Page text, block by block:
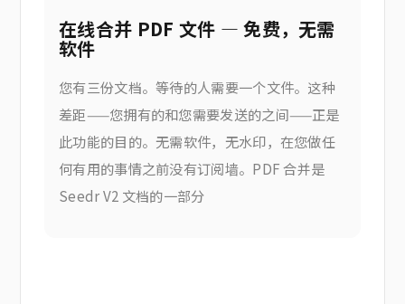
在线合并 PDF 文件 — 免费，无需
软件
您有三份文档。等待的人需要一个文件。这种
差距——您拥有的和您需要发送的之间——正是
此功能的目的。无需软件，无水印，在您做任
何有用的事情之前没有订阅墙。PDF 合并是
Seedr V2 文档的一部分